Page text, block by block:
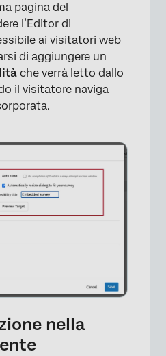
pagina del
l’Editor di
ai visitatori web
di aggiungere un
che verrà letto dallo
il visitatore naviga
nella